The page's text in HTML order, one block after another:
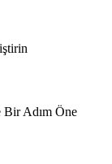
Bir Adım Öne